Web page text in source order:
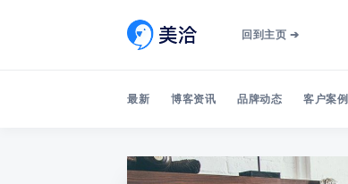
回到主页 ➔
最新 博客资讯 品牌动态 客户案例